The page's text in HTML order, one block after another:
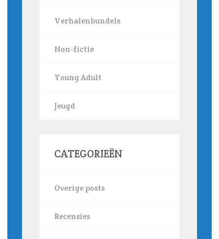
Verhalenbundels
Non-fictie
Young Adult
Jeugd
CATEGORIEËN
Overige posts
Recensies